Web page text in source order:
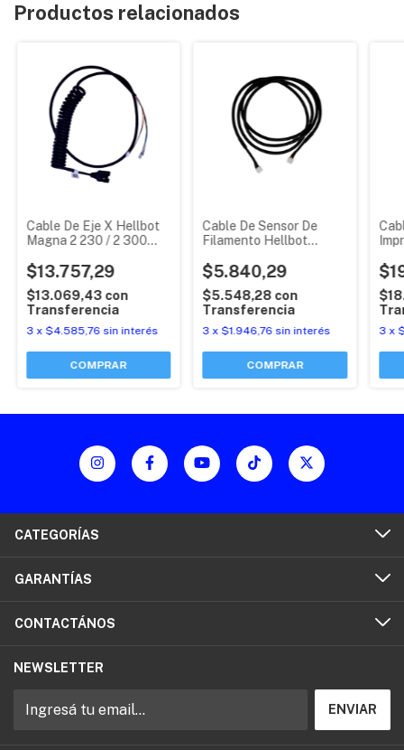
Productos relacionados
Cable De Eje X Hellbot
Magna 2 230 / 2 300
$13.757,29
$13.069,43 con
Transferencia
3 x $4.585,76 sin interés
Cable De Sensor De
Filamento Hellbot
$5.840,29
$5.548,28 con
Transferencia
3 x$1.946,76 sin interés 3 x
CATEGORÍAS
GARANTÍAS
CONTACTÁNOS
NEWSLETTER